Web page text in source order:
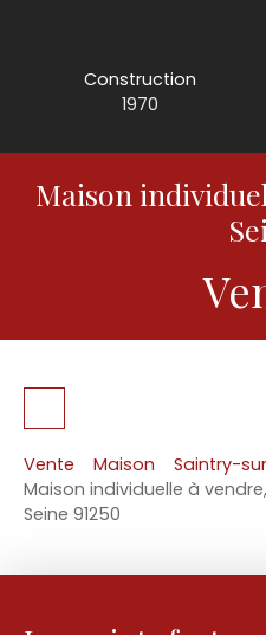
Construction
1970
Maison
Vente Maison
Saintry-
Maison individuelle à
Seine 91250